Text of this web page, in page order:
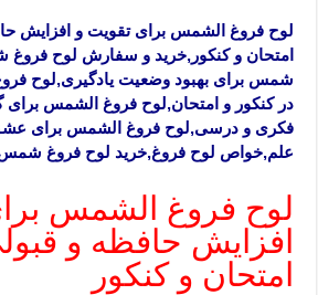
لوح فروغ الشمس برای تقویت و افزایش
امتحان و کنکور,خرید و سفارش لوح
شمس برای بهبود وضعیت یادگیری,لوح
در کنکور و امتحان,لوح فروغ الشمس
فکری و درسی,لوح فروغ الشمس برای
علم,خواص لوح فروغ,خرید لوح فروغ
لوح فروغ الشمس
افزایش حافظه و
امتحان و کنکور